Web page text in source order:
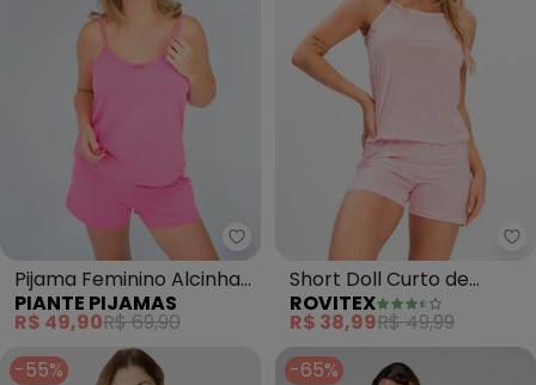
Piante Pijamas - Pijama
Pijama Feminino Alcinha
Kelly (Pink)
PIANTE PIJAMAS
R$ 49,90R$ 69,90
Short Doll Curto de
Liganete Bella Ana (Rosa)
ROVITEX
R$ 38,99R$ 49,99
-55%
-65%